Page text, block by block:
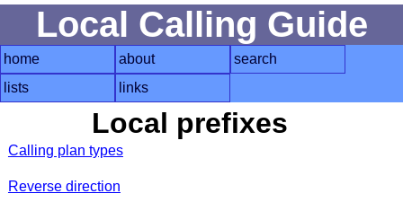
Local Calling Guide
home about
search
lists
links
Local prefixes
Calling plan types
Reverse direction